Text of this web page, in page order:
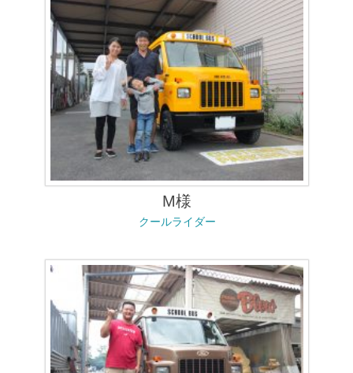
M様
クールライダー